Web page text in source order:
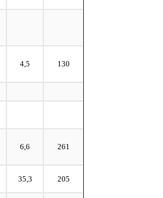
4,5 130
6,6 261
35,3 205